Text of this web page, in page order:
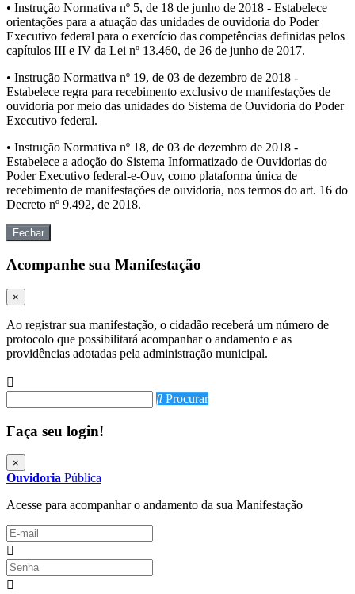
• Instrução Normativa nº 5, de 18 de junho de 2018 - Estabelece
orientações para a atuação das unidades de ouvidoria do Poder
Executivo federal para o exercício das competências definidas pelos
capítulos III e IV da Lei nº 13.460, de 26 de junho de 2017.
• Instrução Normativa nº 19, de 03 de dezembro de 2018 -
Estabelece regra para recebimento exclusivo de manifestações de
ouvidoria por meio das unidades do Sistema de Ouvidoria do Poder
Executivo federal.
• Instrução Normativa nº 18, de 03 de dezembro de 2018 -
Estabelece a adoção do Sistema Informatizado de Ouvidorias do
Poder Executivo federal-e-Ouv, como plataforma única de
recebimento de manifestações de ouvidoria, nos termos do art. 16 do
Decreto nº 9.492, de 2018.
Fechar
Acompanhe sua Manifestação
×
Ao registrar sua manifestação, o cidadão receberá um número de
protocolo que possibilitará acompanhar o andamento e as
providências adotadas pela administração municipal.
Procurar
Faça seu login!
×
Ouvidoria Pública
Acesse para acompanhar o andamento da sua Manifestação